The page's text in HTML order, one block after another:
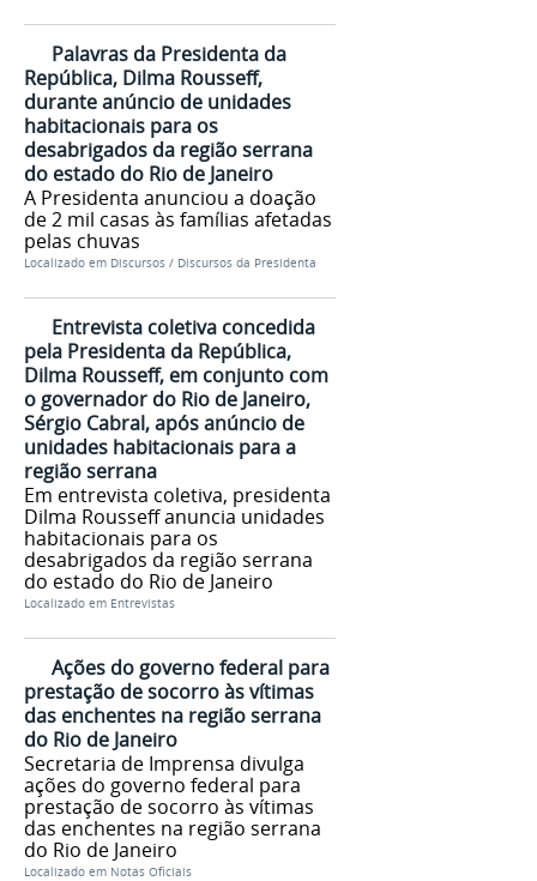
Palavras da Presidenta da
República, Dilma Rousseff,
durante anúncio de unidades
habitacionais para os
desabrigados da região serrana
do estado do Rio de Janeiro
A Presidenta anunciou a doação
de 2 mil casas às famílias afetadas
pelas chuvas
Localizado em Discursos / Discursos da Presidenta
Entrevista coletiva concedida
pela Presidenta da República,
Dilma Rousseff, em conjunto com
o governador do Rio de Janeiro,
Sérgio Cabral, após anúncio de
unidades habitacionais para a
região serrana
Em entrevista coletiva, presidenta
Dilma Rousseff anuncia unidades
habitacionais para os
desabrigados da região serrana
do estado do Rio de Janeiro
Localizado em Entrevistas
Ações do governo federal para
prestação de socorro às vítimas
das enchentes na região serrana
do Rio de Janeiro
Secretaria de Imprensa divulga
ações do governo federal para
prestação de socorro às vítimas
das enchentes na região serrana
do Rio de Janeiro
Localizado em Notas Oficiais